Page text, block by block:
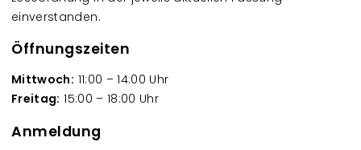
einverstanden.
Öffnungszeiten
Mittwoch: 11:00 – 14:00 Uhr
Freitag: 15:00 – 18:00 Uhr
Anmeldung